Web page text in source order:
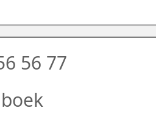
en leerboek Fusion
Training Centre (ATC),
simulatie 0.5 dag
56 77